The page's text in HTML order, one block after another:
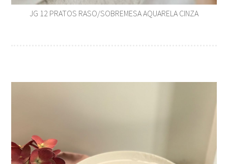
JG 12 PRATOS RASO/SOBREMESA AQUARELA CINZA